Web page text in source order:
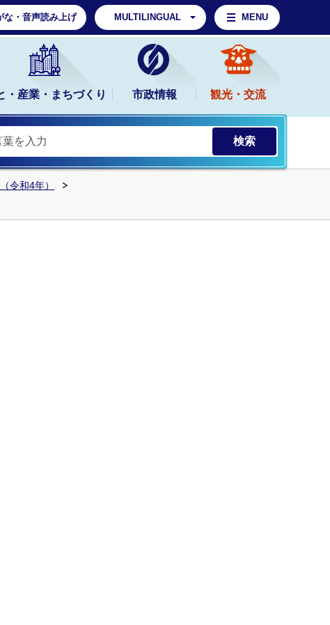
な・音声読み上げ MULTILINGUAL MENU
・産業・まちづくり 市政情報 観光・交流
令和4年）